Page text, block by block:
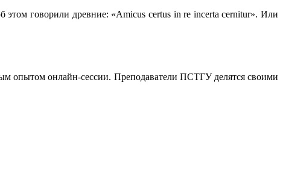
говорили древние: «Amicus certus in re incerta cernitur». Или
опытом онлайн-сессии. Преподаватели ПСТГУ делятся своими